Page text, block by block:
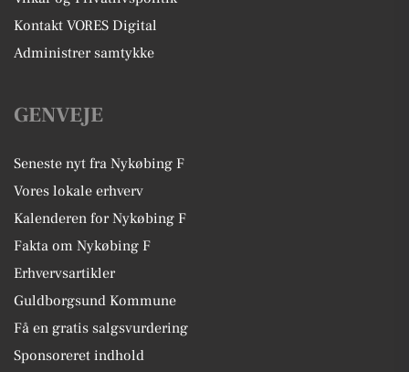
Kontakt VORES Digital
Administrer samtykke
GENVEJE
Seneste nyt fra Nykøbing F
Vores lokale erhverv
Kalenderen for Nykøbing F
Fakta om Nykøbing F
Erhvervsartikler
Guldborgsund Kommune
Få en gratis salgsvurdering
Sponsoreret indhold